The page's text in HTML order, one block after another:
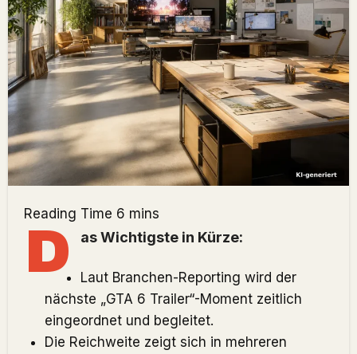
D as Wichtigste in Kürze:
Laut Branchen-Reporting wird der
nächste „GTA 6 Trailer“-Moment zeitlich
eingeordnet und begleitet.
Die Reichweite zeigt sich in mehreren